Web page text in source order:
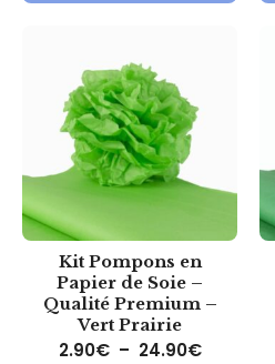
Kit Pompons en
Papier de Soie –
Qualité Premium –
Vert Prairie
2.90€ – 24.90€Plage